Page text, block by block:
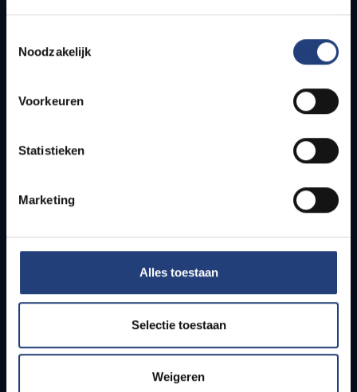
Noodzakelijk
Voorkeuren
Statistieken
Marketing
Alles toestaan
Selectie toestaan
Weigeren
Snel naar
Bereikbaarheid
Studenten
PhD-studenten
Leerkrachten en secundaire scholen